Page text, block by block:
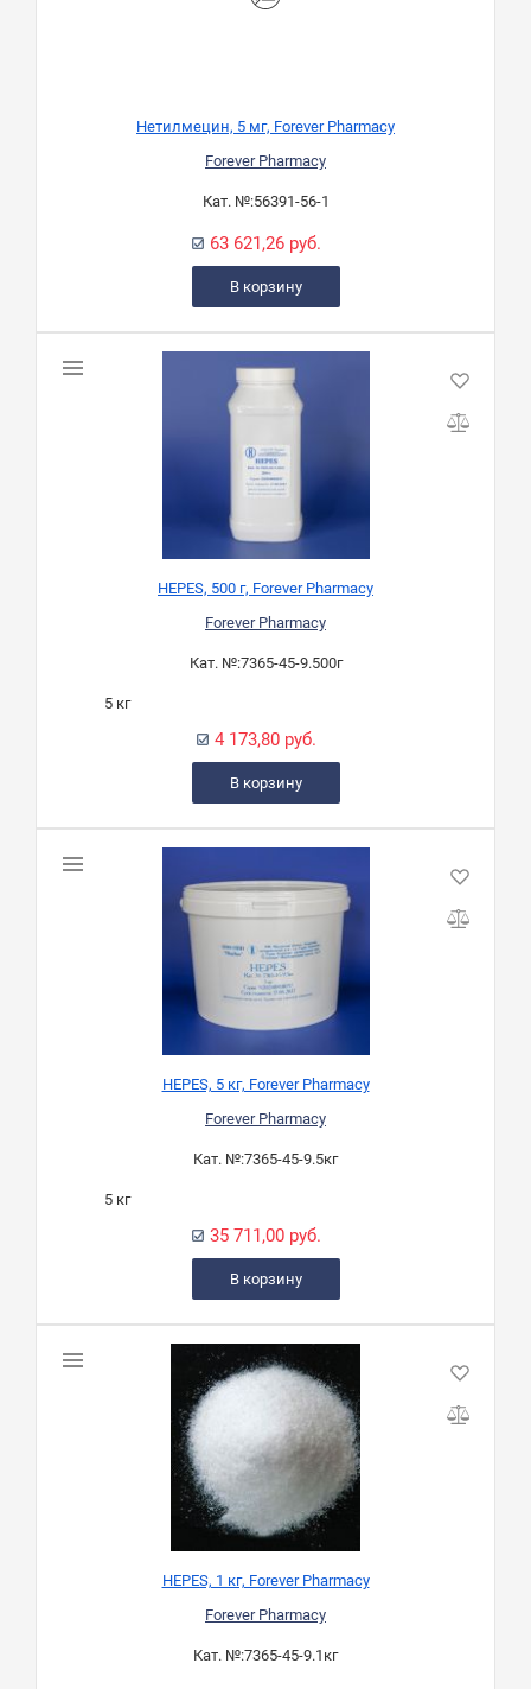
Нетилмецин, 5 мг, Forever Pharmacy
Forever Pharmacy
Кат. №:56391-56-1
63 621,26 руб.
В корзину
HEPES, 500 г, Forever Pharmacy
Forever Pharmacy
Кат. №:7365-45-9.500г
5 кг
4 173,80 руб.
В корзину
HEPES, 5 кг, Forever Pharmacy
Forever Pharmacy
Кат. №:7365-45-9.5кг
5 кг
35 711,00 руб.
В корзину
HEPES, 1 кг, Forever Pharmacy
Forever Pharmacy
Кат. №:7365-45-9.1кг